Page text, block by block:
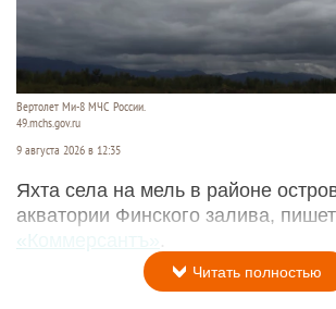
Вертолет Ми-8 МЧС России.
49.mchs.gov.ru
9 августа 2026 в 12:35
Яхта села на мель в районе
акватории Финского залива, пишет
«Коммерсантъ»
Читать полностью